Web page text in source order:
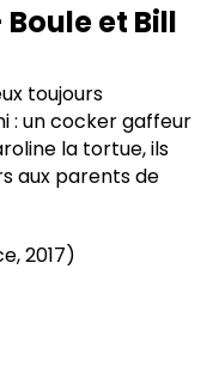
Boule et Bill
toujours
: un cocker gaffeur
la tortue, ils
aux parents de
2017)